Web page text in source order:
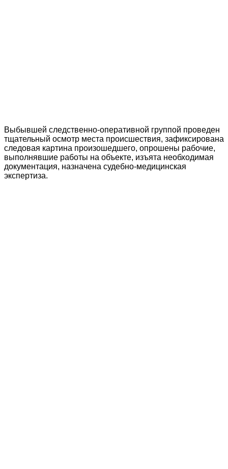
Выбывшей следственно-оперативной группой проведен
тщательный осмотр места происшествия, зафиксирована
следовая картина произошедшего, опрошены рабочие,
выполнявшие работы на объекте, изъята необходимая
документация, назначена судебно-медицинская
экспертиза.